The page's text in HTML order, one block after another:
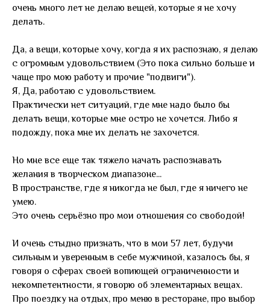
очень много лет не делаю вещей, которые я не хочу
делать.
Да, а вещи, которые хочу, когда я их распознаю, я делаю
с огромным удовольствием (Это пока сильно больше и
чаще про мою работу и прочие "подвиги").
Я, Да, работаю с удовольствием.
Практически нет ситуаций, где мне надо было бы
делать вещи, которые мне остро не хочется. Либо я
подожду, пока мне их делать не захочется.
Но мне все еще так тяжело начать распознавать
желания в творческом диапазоне...
В пространстве, где я никогда не был, где я ничего не
умею.
Это очень серьёзно про мои отношения со свободой!
И очень стыдно признать, что в мои 57 лет, будучи
сильным и уверенным в себе мужчиной, казалось бы, я
говоря о сферах своей вопиющей ограниченности и
некомпетентности, я говорю об элементарных вещах.
Про поездку на отдых, про меню в ресторане, про выбор